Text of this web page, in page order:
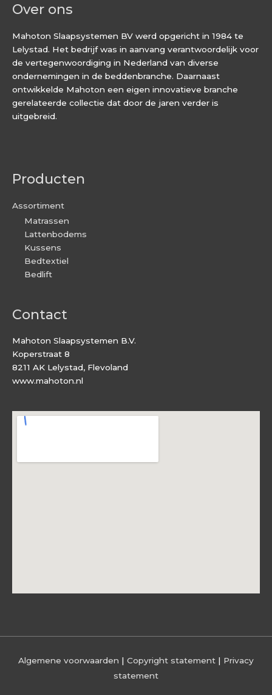
Over ons
Mahoton Slaapsystemen BV werd opgericht in 1984 te
Lelystad. Het bedrijf was in aanvang verantwoordelijk voor
de vertegenwoordiging in Nederland van diverse
ondernemingen in de beddenbranche. Daarnaast
ontwikkelde Mahoton een eigen innovatieve branche
gerelateerde collectie dat door de jaren verder is
uitgebreid.
Producten
Assortiment
Matrassen
Lattenbodems
Kussens
Bedtextiel
Bedlift
Contact
Mahoton Slaapsystemen B.V.
Koperstraat 8
8211 AK Lelystad, Flevoland
www.mahoton.nl
Algemene voorwaarden | Copyright statement | Privacy
statement